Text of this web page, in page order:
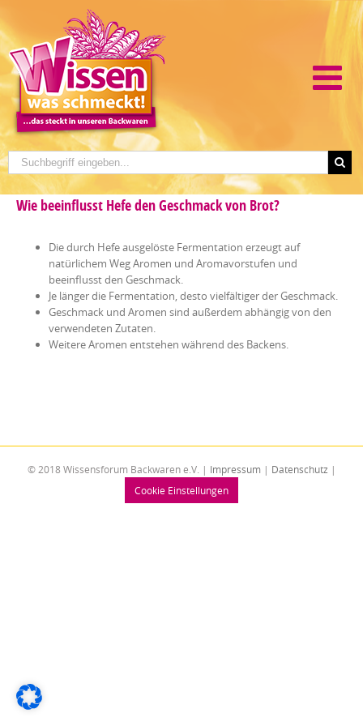
Wie beeinflusst Hefe den Geschmack von Brot?
Die durch Hefe ausgelöste Fermentation erzeugt auf
natürlichem Weg Aromen und Aromavorstufen und
beeinflusst den Geschmack.
Je länger die Fermentation, desto vielfältiger der Geschmack.
Geschmack und Aromen sind außerdem abhängig von den
verwendeten Zutaten.
Weitere Aromen entstehen während des Backens.
© 2018 Wissensforum Backwaren e.V. | Impressum| Datenschutz |
Cookie Einstellungen